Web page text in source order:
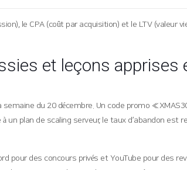
le CPA (coût par acquisition) et le LTV (valeur
et leçons apprises
du 20 décembre. Un code promo «
plan de scaling serveur, le taux d’abandon est
pour des concours privés et YouTube pour des